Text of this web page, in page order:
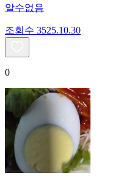
알수없음
조회수 3525.10.30
0